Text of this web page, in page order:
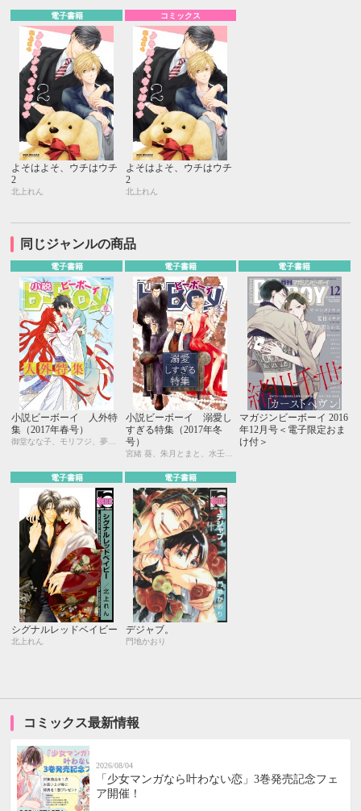
電子書籍
よそはよそ、ウチはウチ
2
北上れん
コミックス
よそはよそ、ウチはウチ
2
北上れん
同じジャンルの商品
電子書籍
小説ビーボーイ 人外特
集（2017年春号）
御堂なな子、モリフジ、夢乃咲実、佐々木久美子、飯田実樹、宇喜田紅、周防佑未、水壬楓子、しおべり由生、松梶もとや、加東セツコ、桑原水菜、葛西リカコ、あじみね朔生、永井三郎、林 マキ、ひたき、aso、二駒レイム、福嶋ユッカ、水瀬結月
電子書籍
小説ビーボーイ 溺愛し
すぎる特集（2017年冬
号）
宮緒 葵、朱月とまと、水壬楓子、しおべり由生、吉田ナツ、森原八鹿、彩寧一叶、高世ナオキ、遠野春日、円陣闇丸、東野ゆき、園千代子、東野 海、林 マキ、永井三郎、福嶋ユッカ、モリフジ、黒田 屑、ゆうき
電子書籍
マガジンビーボーイ 2016
年12月号＜電子限定おま
け付＞
電子書籍
シグナルレッドベイビー
北上れん
電子書籍
デジャブ。
門地かおり
コミックス最新情報
2026/08/04
「少女マンガなら叶わない恋」3巻発売記念フェ
ア開催！